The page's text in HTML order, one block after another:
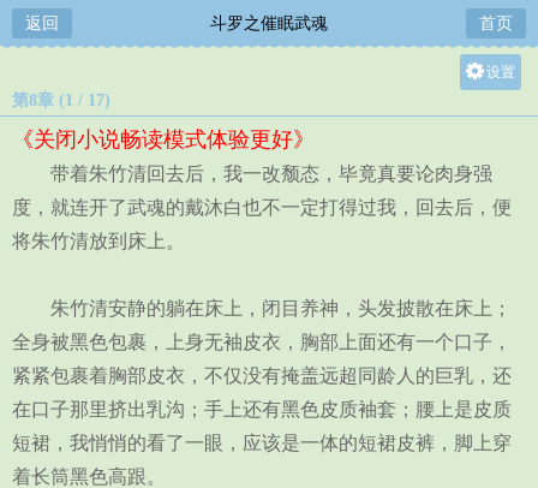
返回 斗罗之催眠武魂 首页
设置
中
小
第8章 (1 / 17)
《关闭小说畅读模式体验更好》
带着朱竹清回去后，我一改颓态，毕竟真要论肉身强
度，就连开了武魂的戴沐白也不一定打得过我，回去后，便
将朱竹清放到床上。
朱竹清安静的躺在床上，闭目养神，头发披散在床上；
全身被黑色包裹，上身无袖皮衣，胸部上面还有一个口子，
紧紧包裹着胸部皮衣，不仅没有掩盖远超同龄人的巨乳，还
在口子那里挤出乳沟；手上还有黑色皮质袖套；腰上是皮质
短裙，我悄悄的看了一眼，应该是一体的短裙皮裤，脚上穿
着长筒黑色高跟。